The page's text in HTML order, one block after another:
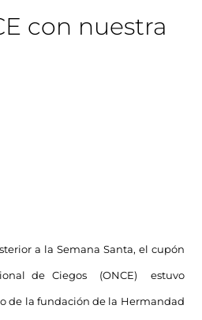
con nuestra
a la Semana Santa, el cupón
de Ciegos (ONCE) estuvo
de la fundación de la Hermandad